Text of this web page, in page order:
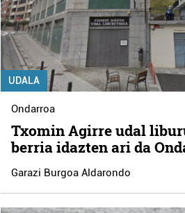
UDALA
Ondarroa
Txomin Agirre udal
berria idazten ari da
Garazi Burgoa Aldarondo